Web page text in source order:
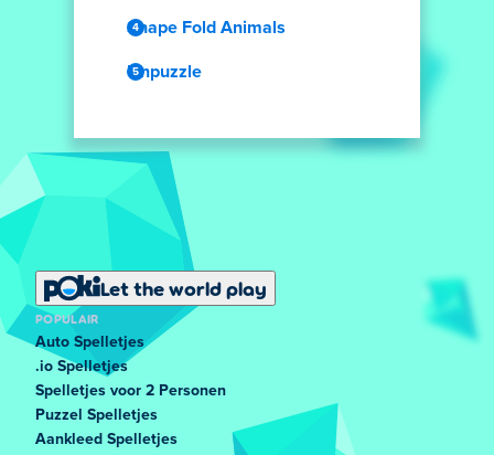
Shape Fold Animals
Unpuzzle
Let the world play
POPULAIR
Auto Spelletjes
.io Spelletjes
Spelletjes voor 2 Personen
Puzzel Spelletjes
Aankleed Spelletjes